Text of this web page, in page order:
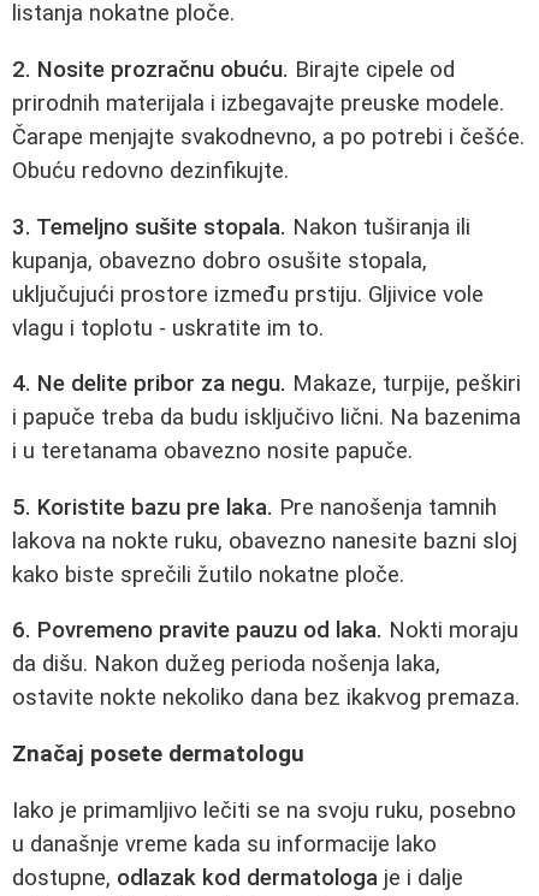
listanja nokatne ploče.
2. Nosite prozračnu obuću. Birajte cipele od
prirodnih materijala i izbegavajte preuske modele.
Čarape menjajte svakodnevno, a po potrebi i češće.
Obuću redovno dezinfikujte.
3. Temeljno sušite stopala. Nakon tuširanja ili
kupanja, obavezno dobro osušite stopala,
uključujući prostore između prstiju. Gljivice vole
vlagu i toplotu - uskratite im to.
4. Ne delite pribor za negu. Makaze, turpije, peškiri
i papuče treba da budu isključivo lični. Na bazenima
i u teretanama obavezno nosite papuče.
5. Koristite bazu pre laka. Pre nanošenja tamnih
lakova na nokte ruku, obavezno nanesite bazni sloj
kako biste sprečili žutilo nokatne ploče.
6. Povremeno pravite pauzu od laka. Nokti moraju
da dišu. Nakon dužeg perioda nošenja laka,
ostavite nokte nekoliko dana bez ikakvog premaza.
Značaj posete dermatologu
Iako je primamljivo lečiti se na svoju ruku, posebno
u današnje vreme kada su informacije lako
dostupne, odlazak kod dermatologa je i dalje